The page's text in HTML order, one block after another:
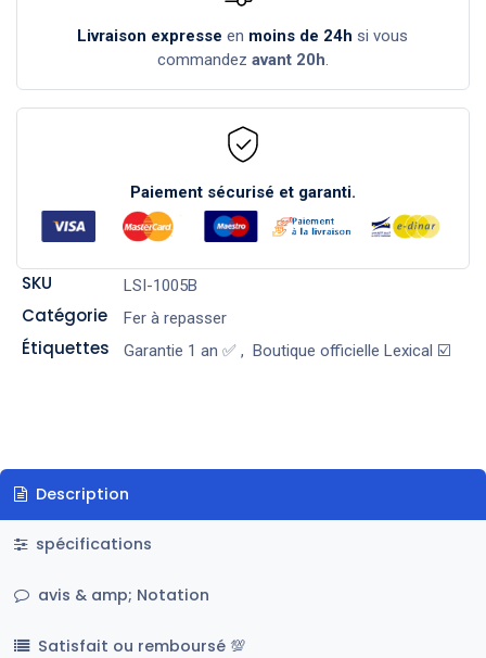
Livraison expresse en moins de 24h si vous
commandez avant 20h.
Paiement sécurisé et garanti.
SKU LSI-1005B
Catégorie Fer à repasser
Étiquettes Garantie 1 an ✅, Boutique officielle Lexical ☑️
Description
spécifications
avis & amp; Notation
Satisfait ou remboursé 💯